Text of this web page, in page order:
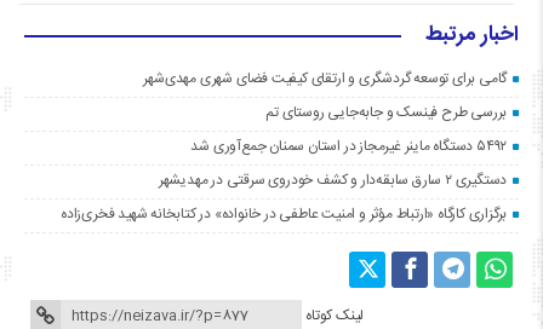
اخبار مرتبط
گامی برای توسعه گردشگری و ارتقای کیفیت فضای شهری مهدی‌شهر
بررسی طرح فینسک و جابه‌جایی روستای تم
۵۴۹۲ دستگاه ماینر غیرمجاز در استان سمنان جمع‌آوری شد
دستگیری ۲ سارق سابقه‌دار و کشف خودروی سرقتی در مهدیشهر
برگزاری کارگاه «ارتباط مؤثر و امنیت عاطفی در خانواده» در کتابخانه شهید فخری‌زاده
لینک کوتاه